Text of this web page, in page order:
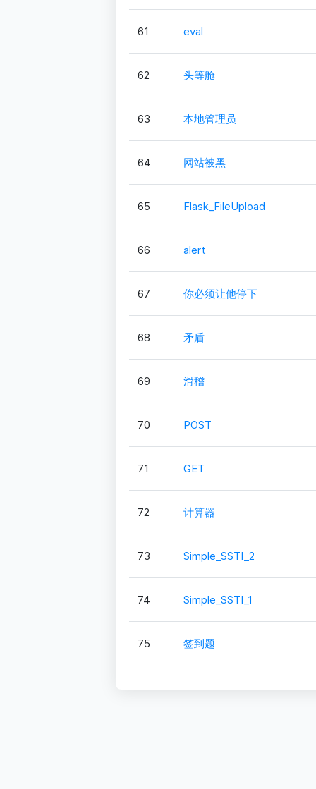
61 eval
62 头等舱
63 本地管理员
64 网站被黑
65 Flask_FileUpload
66 alert
67 你必须让他停下
68 矛盾
69 滑稽
70 POST
71 GET
72 计算器
73 Simple_SSTI_2
74 Simple_SSTI_1
75 签到题